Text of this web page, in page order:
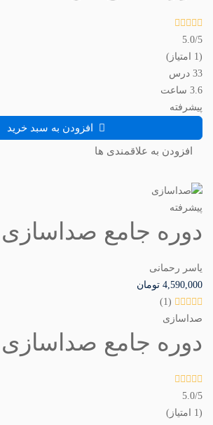
5.0/5
(1 امتیاز)
33 درس
3.6 ساعت
پیشرفته
افزودن به سبد خرید
افزودن به علاقمندی ها
پیشرفته
دوره جامع صداسازی
یاسر رحمانی
4,590,000 تومان
(1)
صداسازی
دوره جامع صداسازی
5.0/5
(1 امتیاز)